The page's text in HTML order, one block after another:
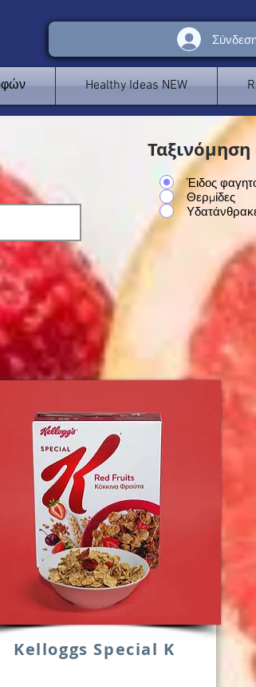
Healthy Ideas NEW
Έιδος
Θερμίδες
<
Kelloggs Special K